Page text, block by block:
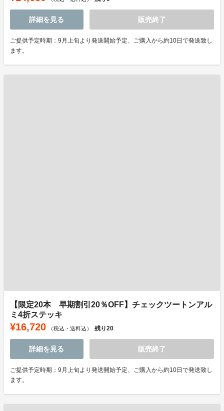
詳細を見る 販売終了
ご提供予定時期：9月上旬より発送開始予定、ご購入から約10日で発送致し
ます。
【限定20本 早期割引20％OFF】チェックツートンアル
ミ4折ステッキ
¥16,720 （税込・送料込） 残り20
詳細を見る 販売終了
ご提供予定時期：9月上旬より発送開始予定、ご購入から約10日で発送致し
ます。